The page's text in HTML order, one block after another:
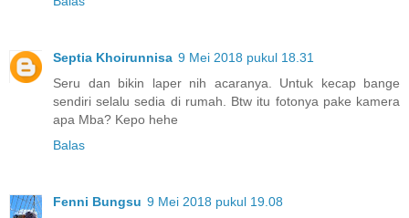
Septia Khoirunnisa 9 Mei 2018 pukul 18.31
Seru dan bikin laper nih acaranya. Untuk kecap bange
sendiri selalu sedia di rumah. Btw itu fotonya pake kamera
apa Mba? Kepo hehe
Balas
Fenni Bungsu 9 Mei 2018 pukul 19.08